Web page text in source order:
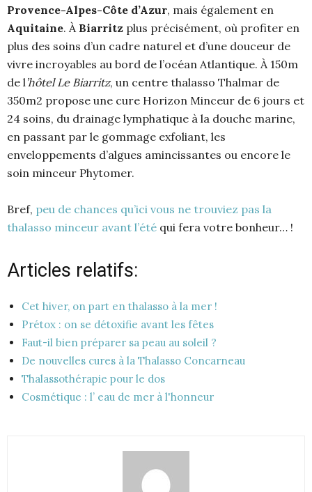
Provence-Alpes-Côte d’Azur, mais également en
Aquitaine. À Biarritz plus précisément, où profiter en
plus des soins d’un cadre naturel et d’une douceur de
vivre incroyables au bord de l’océan Atlantique. À 150m
de l’hôtel Le Biarritz, un centre thalasso Thalmar de
350m2 propose une cure Horizon Minceur de 6 jours et
24 soins, du drainage lymphatique à la douche marine,
en passant par le gommage exfoliant, les
enveloppements d’algues amincissantes ou encore le
soin minceur Phytomer.
Bref, peu de chances qu’ici vous ne trouviez pas la
thalasso minceur avant l’été qui fera votre bonheur… !
Articles relatifs:
Cet hiver, on part en thalasso à la mer !
Prétox : on se détoxifie avant les fêtes
Faut-il bien préparer sa peau au soleil ?
De nouvelles cures à la Thalasso Concarneau
Thalassothérapie pour le dos
Cosmétique : l’ eau de mer à l'honneur